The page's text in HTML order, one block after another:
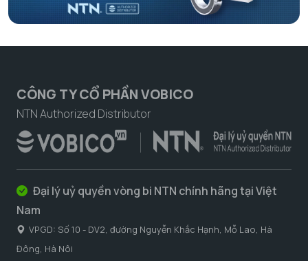
CÔNG TY CỔ PHẦN VOBICO
NTN Authorized Distributor
Đại lý uỷ quyền vòng bi NTN chính hãng tại Việt
Nam
VPGD: Số 10 - DV2, đường Nguyễn Khắc Hạnh, Mỗ Lao, Hà
Đông, Hà Nôi